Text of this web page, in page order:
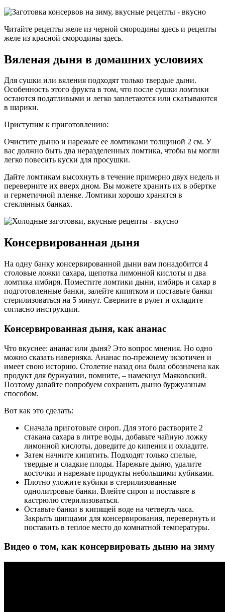
Читайте рецепты желе из черной смородины здесь и рецепты
желе из красной смородины здесь.
Вяленая дыня в домашних условиях
Для сушки или вяления подходят только твердые дыни.
Особенность этого фрукта в том, что после сушки ломтики
остаются податливыми и легко заплетаются или скатываются
в шарики.
Приступим к приготовлению:
Очистите дыню и нарежьте ее ломтиками толщиной 2 см. У
вас должно быть два неразделенных ломтика, чтобы вы могли
легко повесить куски для просушки.
Дайте ломтикам высохнуть в течение примерно двух недель и
переверните их вверх дном. Вы можете хранить их в обертке
и герметичной пленке. Ломтики хорошо хранятся в
стеклянных банках.
Консервированная дыня
На одну банку консервированной дыни вам понадобится 4
столовые ложки сахара, щепотка лимонной кислоты и два
ломтика имбиря. Поместите ломтики дыни, имбирь и сахар в
подготовленные банки, залейте кипятком и поставьте банки
стерилизоваться на 5 минут. Сверните в рулет и охладите
согласно инструкции.
Консервированная дыня, как ананас
Что вкуснее: ананас или дыня? Это вопрос мнения. Но одно
можно сказать наверняка. Ананас по-прежнему экзотичен и
имеет свою историю. Столетие назад она была обозначена как
продукт для буржуазии, помните, – намекнул Маяковский.
Поэтому давайте попробуем сохранить дыню буржуазным
способом.
Вот как это сделать:
Сначала приготовьте сироп. Для этого растворите 2
стакана сахара в литре воды, добавьте чайную ложку
лимонной кислоты, доведите до кипения и охладите.
Затем начните кипятить. Подходят только спелые,
твердые и сладкие плоды. Нарежьте дыню, удалите
косточки и нарежьте продукты небольшими кубиками.
Плотно уложите кубики в стерилизованные
однолитровые банки. Влейте сироп и поставьте в
кастрюлю стерилизоваться.
Оставьте банки в кипящей воде на четверть часа.
Закрыть щипцами для консервирования, перевернуть и
поставить в теплое место до комнатной температуры.
Видео о том, как консервировать дыню на зиму